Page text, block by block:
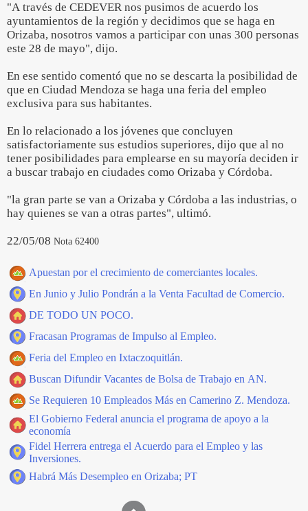
"A través de CEDEVER nos pusimos de acuerdo los
ayuntamientos de la región y decidimos que se haga en
Orizaba, nosotros vamos a participar con unas 300 personas
este 28 de mayo", dijo.
En ese sentido comentó que no se descarta la posibilidad de
que en Ciudad Mendoza se haga una feria del empleo
exclusiva para sus habitantes.
En lo relacionado a los jóvenes que concluyen
satisfactoriamente sus estudios superiores, dijo que al no
tener posibilidades para emplearse en su mayoría deciden ir
a buscar trabajo en ciudades como Orizaba y Córdoba.
"la gran parte se van a Orizaba y Córdoba a las industrias, o
hay quienes se van a otras partes", ultimó.
22/05/08 Nota 62400
Apuestan por el crecimiento de comerciantes locales.
En Junio y Julio Pondrán a la Venta Facultad de Comercio.
DE TODO UN POCO.
Fracasan Programas de Impulso al Empleo.
Feria del Empleo en Ixtaczoquitlán.
Buscan Difundir Vacantes de Bolsa de Trabajo en AN.
Se Requieren 10 Empleados Más en Camerino Z. Mendoza.
El Gobierno Federal anuncia el programa de apoyo a la
economía
Fidel Herrera entrega el Acuerdo para el Empleo y las
Inversiones.
Habrá Más Desempleo en Orizaba; PT